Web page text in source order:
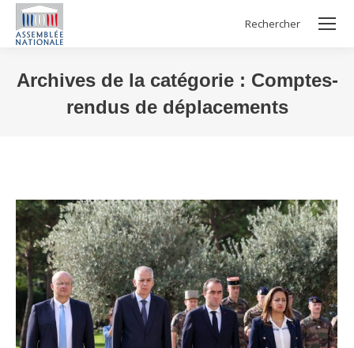
Search:
Rechercher
Archives de la catégorie : Comptes-
rendus de déplacements